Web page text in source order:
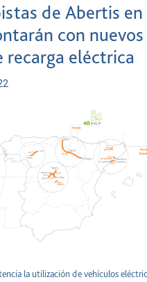
de Abertis en
con nuevos
recarga eléctrica
la utilización de vehículos